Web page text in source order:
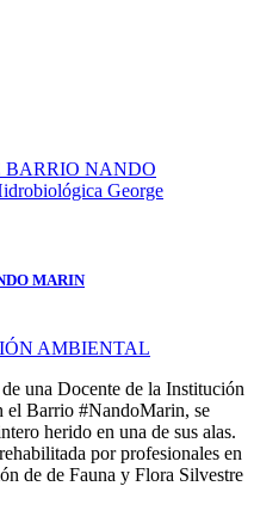
MARIN
AMBIENTAL
una Docente de la Institución
el Barrio #NandoMarin, se
herido en una de sus alas.
por profesionales en
de de Fauna y Flora Silvestre